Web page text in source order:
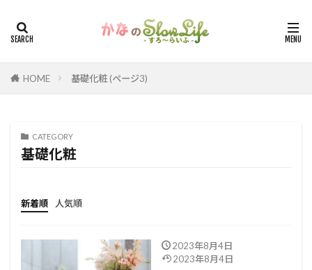
HOME 基礎化粧 (ページ3)
CATEGORY
基礎化粧
新着順 人気順
2023年8月4日
2023年8月4日